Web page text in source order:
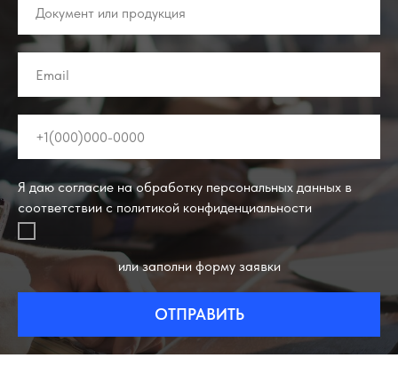
Я даю согласие на обработку персональных данных в
соответствии с политикой конфиденциальности
или заполни форму заявки
ОТПРАВИТЬ